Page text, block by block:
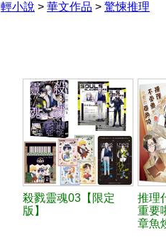
輕小說 > 華文作品 > 驚悚推理
殺戮靈魂03【限定
版】
推理
重要
章魚